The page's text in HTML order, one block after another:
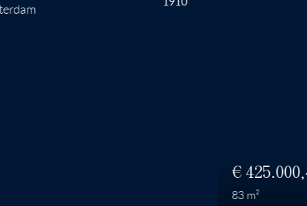
425.000